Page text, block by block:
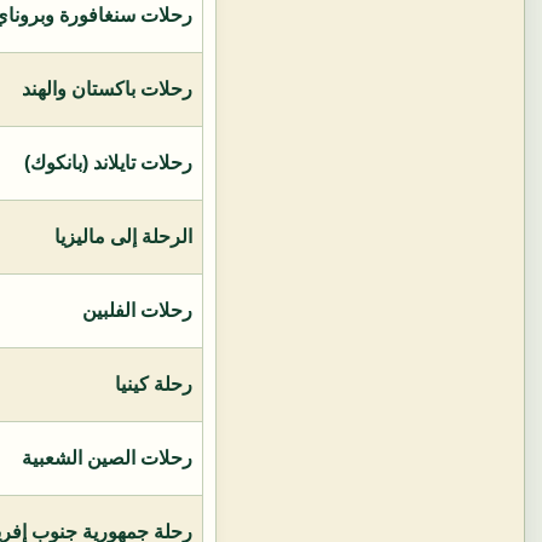
رحلات سنغافورة
رحلات باكستان والهند
رحلات تايلاند (بانكوك)
الرحلة إلى ماليزيا
رحلات الفلبين
رحلة كينيا
رحلات الصين الشعبية
رحلة جمهورية جنوب